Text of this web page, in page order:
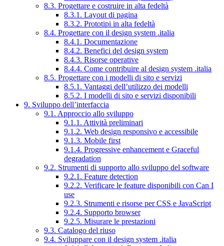
8.3. Progettare e costruire in alta fedeltà
8.3.1. Layout di pagina
8.3.2. Prototipi in alta fedeltà
8.4. Progettare con il design system .italia
8.4.1. Documentazione
8.4.2. Benefici del design system
8.4.3. Risorse operative
8.4.4. Come contribuire al design system .italia
8.5. Progettare con i modelli di sito e servizi
8.5.1. Vantaggi dell’utilizzo dei modelli
8.5.2. I modelli di sito e servizi disponibili
9. Sviluppo dell’interfaccia
9.1. Approccio allo sviluppo
9.1.1. Attività preliminari
9.1.2. Web design responsivo e accessibile
9.1.3. Mobile first
9.1.4. Progressive enhancement e Graceful
degradation
9.2. Strumenti di supporto allo sviluppo del software
9.2.1. Feature detection
9.2.2. Verificare le feature disponibili con Can I
use
9.2.3. Strumenti e risorse per CSS e JavaScript
9.2.4. Supporto browser
9.2.5. Misurare le prestazioni
9.3. Catalogo del riuso
9.4. Sviluppare con il design system .italia